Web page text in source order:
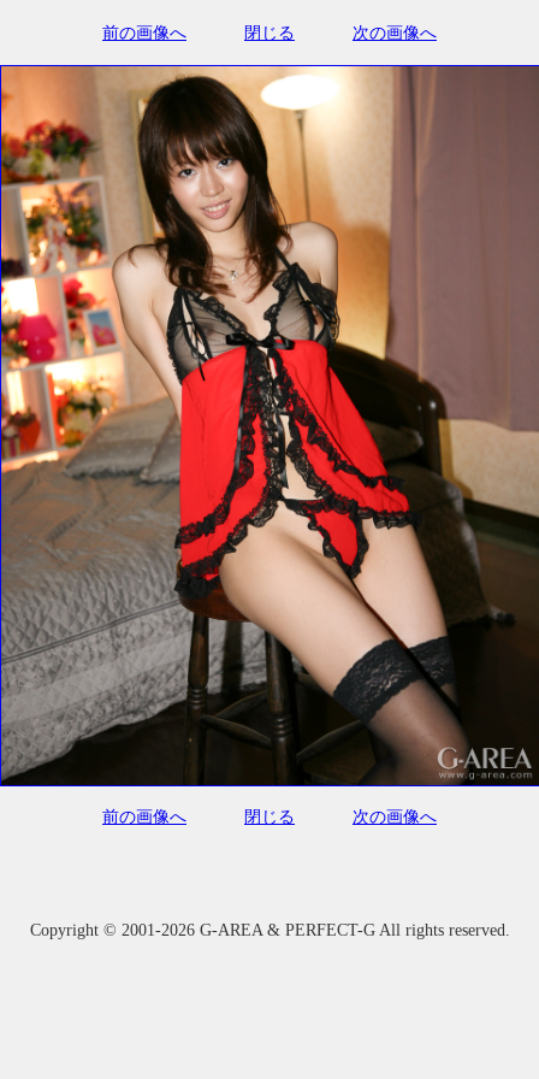
前の画像へ 閉じる 次の画像へ
前の画像へ 閉じる 次の画像へ
Copyright © 2001-2026 G-AREA & PERFECT-G All rights reserved.